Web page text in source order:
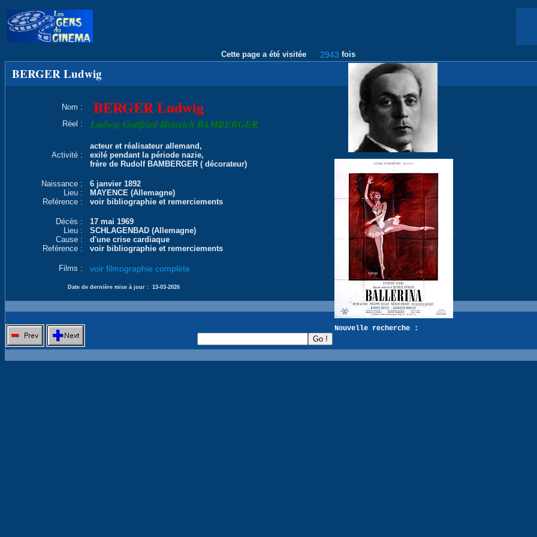
Cette page a été visitée 2943 fois
BERGER Ludwig
Nom : BERGER Ludwig
Réel : Ludwig Gottfried Heinrich BAMBERGER
Activité :
acteur et réalisateur allemand,
exilé pendant la période nazie,
frère de Rudolf BAMBERGER ( décorateur)
Naissance :
6 janvier 1892
Lieu :
MAYENCE (Allemagne)
Reférence :
voir bibliographie et remerciements
Décès :
17 mai 1969
Lieu :
SCHLAGENBAD (Allemagne)
Cause :
d'une crise cardiaque
Reférence :
voir bibliographie et remerciements
Films : voir filmographie complète
Date de dernière mise à jour : 13-03-2026
Nouvelle recherche :